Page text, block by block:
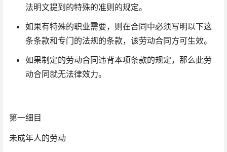
法明文提到的特殊的准则的规定。
如果有特殊的职业需要，则在合同中必须写明以下这
条条款和专门的法规的条款，该劳动合同方可生效。
如果制定的劳动合同违背本项条款的规定，那么此劳
动合同就无法律效力。
第一细目
未成年人的劳动